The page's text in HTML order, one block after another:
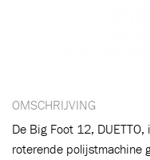
OMSCHRIJVING
De Big Foot 12,
roterende polijstmachine